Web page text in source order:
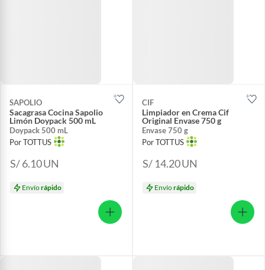
SAPOLIO
Sacagrasa Cocina Sapolio
Limón Doypack 500 mL
Doypack 500 mL
Por TOTTUS
S/ 6.10UN
Envíorápido
CIF
Limpiador en Crema Cif
Original Envase 750 g
Envase 750 g
Por TOTTUS
S/ 14.20UN
Envíorápido